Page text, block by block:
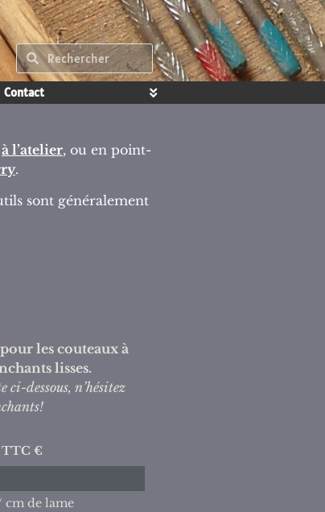
Contact
à l’atelier, ou en point-
.
sont généralement
les couteaux à
lisses.
dessous, n’hésitez
€
cm de lame